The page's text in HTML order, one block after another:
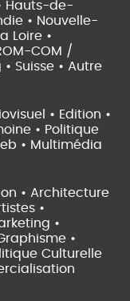
Hauts-de-
• Nouvelle-
Loire •
COM /
• Suisse • Autre
• Edition •
• Politique
• Multimédia
• Architecture
•
•
•
Culturelle